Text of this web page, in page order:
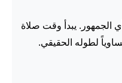
الجمهور. يبدأ وقت صلاة
لطوله الحقيقي.